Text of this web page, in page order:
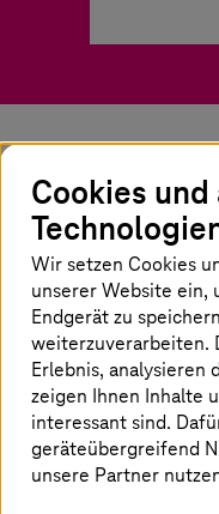
Auf dieser Seite
Ihre Vorteile
Fortinet
Mehr über
Cookies
Wir setzen Cookies
unserer Website ein,
Endgerät zu
weiterzuverarbeiten.
Erlebnis, analysieren
zeigen Ihnen Inhalte
interessant sind.
geräteübergreifend
unsere Partner